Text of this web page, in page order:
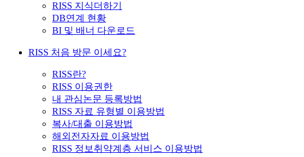
RISS 지식더하기
DB연계 현황
BI 및 배너 다운로드
RISS 처음 방문 이세요?
RISS란?
RISS 이용권한
내 관심논문 등록방법
RISS 자료 유형별 이용방법
복사/대출 이용방법
해외전자자료 이용방법
RISS 정보취약계층 서비스 이용방법